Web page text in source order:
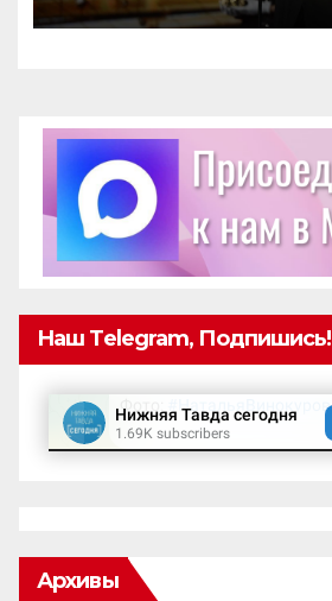
Наш Telegram, Подпишись!
Архивы